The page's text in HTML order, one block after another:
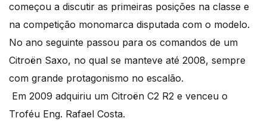
começou a discutir as primeiras posições na classe e
na competição monomarca disputada com o modelo.
No ano seguinte passou para os comandos de um
Citroën Saxo, no qual se manteve até 2008, sempre
com grande protagonismo no escalão.
Em 2009 adquiriu um Citroën C2 R2 e venceu o
Troféu Eng. Rafael Costa.